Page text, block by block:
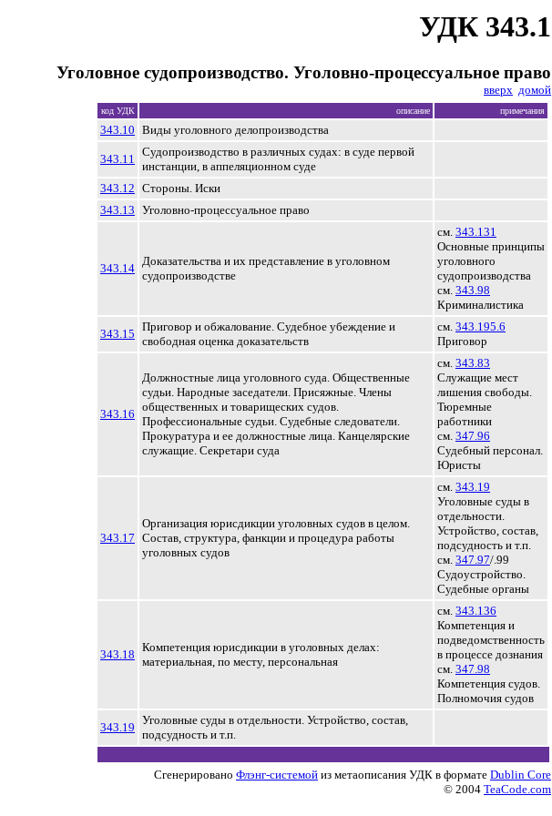
УДК 343.1
Уголовное судопроизводство. Уголовно-процессуальное право
вверх домой
код УДК описание примечания
343.10 Виды уголовного делопроизводства
343.11
Судопроизводство в различных судах: в суде первой
инстанции, в аппеляционном суде
343.12 Стороны. Иски
343.13 Уголовно-процессуальное право
343.14
Доказательства и их представление в уголовном
судопроизводстве
см. 343.131
Основные принципы
уголовного
судопроизводства
см. 343.98
Криминалистика
343.15
Приговор и обжалование. Судебное убеждение и
свободная оценка доказательств
см. 343.195.6
Приговор
343.16
Должностные лица уголовного суда. Общественные
судьи. Народные заседатели. Присяжные. Члены
общественных и товарищеских судов.
Профессиональные судьи. Судебные следователи.
Прокуратура и ее должностные лица. Канцелярские
служащие. Секретари суда
см. 343.83
Служащие мест
лишения свободы.
Тюремные
работники
см. 347.96
Судебный персонал.
Юристы
343.17
Организация юрисдикции уголовных судов в целом.
Состав, структура, фанкции и процедура работы
уголовных судов
см. 343.19
Уголовные суды в
отдельности.
Устройство, состав,
подсудность и т.п.
см. 347.97/.99
Судоустройство.
Судебные органы
343.18
Компетенция юрисдикции в уголовных делах:
материальная, по месту, персональная
см. 343.136
Компетенция и
подведомственность
в процессе дознания
см. 347.98
Компетенция судов.
Полномочия судов
343.19
Уголовные суды в отдельности. Устройство, состав,
подсудность и т.п.
Сгенерировано Флэнг-системой из метаописания УДК в формате Dublin Core
© 2004 TeaCode.com